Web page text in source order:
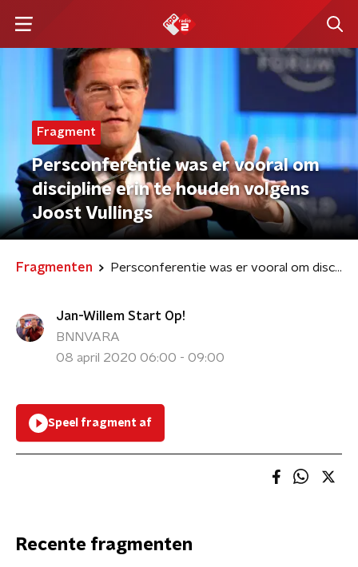
Fragment
Persconferentie was er vooral om
discipline erin te houden volgens
Joost Vullings
Fragmenten Persconferentie was er vooral om discipline erin te houden volgens Joost Vullings
Jan-Willem Start Op!
BNNVARA
08 april 2020 06:00 - 09:00
Speel fragment af
Recente fragmenten